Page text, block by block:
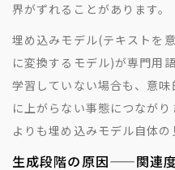
界がずれることがあります。
埋め込みモデル(テキストを
に変換するモデル)が専門用
学習していない場合も、意
に上がらない事態につなが
よりも埋め込みモデル自体の
生成段階の原因——関連